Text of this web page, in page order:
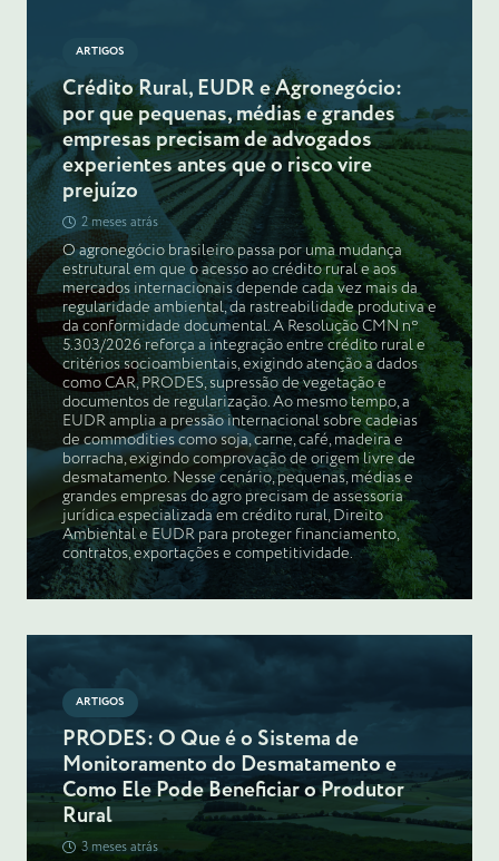
ARTIGOS
Crédito Rural, EUDR e Agronegócio:
por que pequenas, médias e grandes
empresas precisam de advogados
experientes antes que o risco vire
prejuízo
2 meses atrás
O agronegócio brasileiro passa por uma mudança
estrutural em que o acesso ao crédito rural e aos
mercados internacionais depende cada vez mais da
regularidade ambiental, da rastreabilidade produtiva e
da conformidade documental. A Resolução CMN nº
5.303/2026 reforça a integração entre crédito rural e
critérios socioambientais, exigindo atenção a dados
como CAR, PRODES, supressão de vegetação e
documentos de regularização. Ao mesmo tempo, a
EUDR amplia a pressão internacional sobre cadeias
de commodities como soja, carne, café, madeira e
borracha, exigindo comprovação de origem livre de
desmatamento. Nesse cenário, pequenas, médias e
grandes empresas do agro precisam de assessoria
jurídica especializada em crédito rural, Direito
Ambiental e EUDR para proteger financiamento,
contratos, exportações e competitividade.
ARTIGOS
PRODES: O Que é o Sistema de
Monitoramento do Desmatamento e
Como Ele Pode Beneficiar o Produtor
Rural
3 meses atrás